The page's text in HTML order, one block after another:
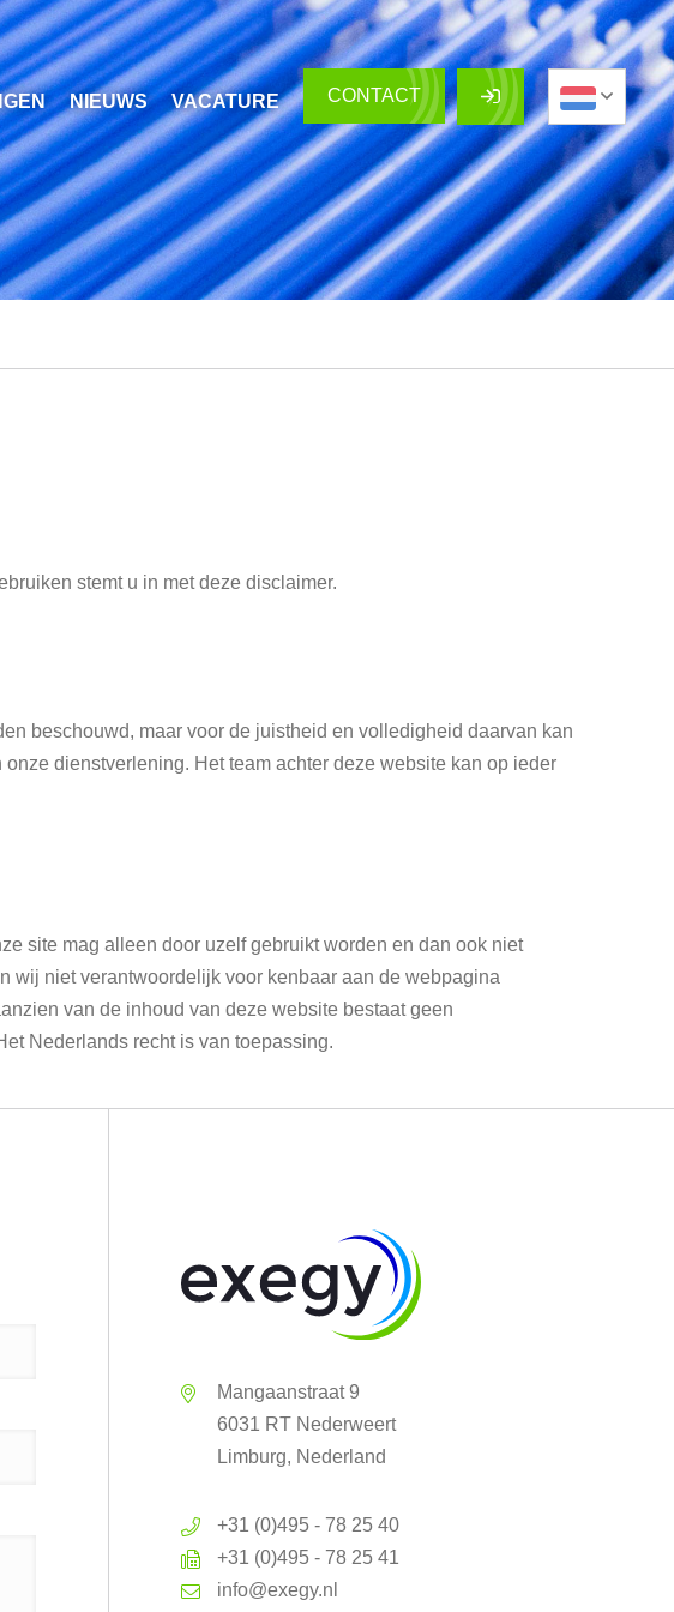
NIEUWS VACATURE CONTACT
stemt u in met deze disclaimer.
beschouwd, maar voor de juistheid en volledigheid daarvan kan
dienstverlening. Het team achter deze website kan op ieder
site mag alleen door uzelf gebruikt worden en dan ook niet
wij niet verantwoordelijk voor kenbaar aan de webpagina
van de inhoud van deze website bestaat geen
Nederlands recht is van toepassing.
Mangaanstraat 9
6031 RT Nederweert
Limburg, Nederland
+31 (0)495 - 78 25 40
+31 (0)495 - 78 25 41
info@exegy.nl